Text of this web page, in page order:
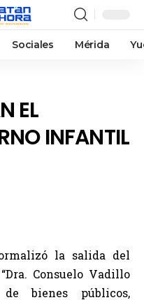
Sociales Mérida
EL
INFANTIL
la salida del
Consuelo Vadillo
bienes públicos,